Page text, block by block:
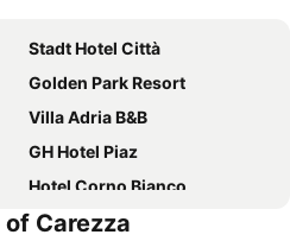
Stadt Hotel Città
Golden Park Resort
Villa Adria B&B
GH Hotel Piaz
Hotel Corno Bianco
Apartments Boe
Carezza